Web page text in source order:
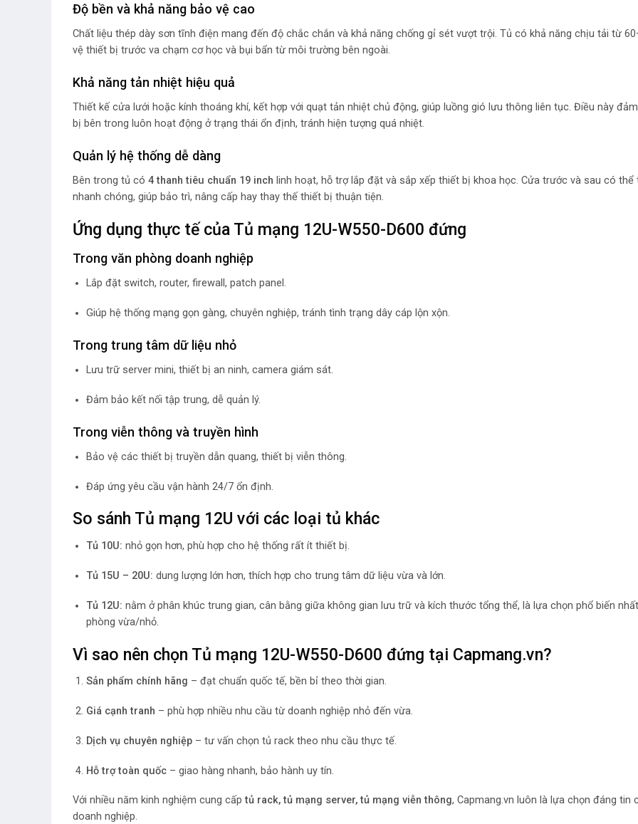
Độ bền và khả năng bảo vệ cao
Chất liệu thép dày sơn tĩnh điện mang đến độ chắc chắn và khả năng chống gỉ sét vượt trội. Tủ có khả năng chịu tải từ
vệ thiết bị trước va chạm cơ học và bụi bẩn từ môi trường bên ngoài.
Khả năng tản nhiệt hiệu quả
Thiết kế cửa lưới hoặc kính thoáng khí, kết hợp với quạt tản nhiệt chủ động, giúp luồng gió lưu thông liên tục. Điều này
bị bên trong luôn hoạt động ở trạng thái ổn định, tránh hiện tượng quá nhiệt.
Quản lý hệ thống dễ dàng
Bên trong tủ có 4 thanh tiêu chuẩn 19 inch linh hoạt, hỗ trợ lắp đặt và sắp xếp thiết bị khoa học. Cửa trước và sau có thể
nhanh chóng, giúp bảo trì, nâng cấp hay thay thế thiết bị thuận tiện.
Ứng dụng thực tế của Tủ mạng 12U-W550-D600 đứng
Trong văn phòng doanh nghiệp
Lắp đặt switch, router, firewall, patch panel.
Giúp hệ thống mạng gọn gàng, chuyên nghiệp, tránh tình trạng dây cáp lộn xộn.
Trong trung tâm dữ liệu nhỏ
Lưu trữ server mini, thiết bị an ninh, camera giám sát.
Đảm bảo kết nối tập trung, dễ quản lý.
Trong viễn thông và truyền hình
Bảo vệ các thiết bị truyền dẫn quang, thiết bị viễn thông.
Đáp ứng yêu cầu vận hành 24/7 ổn định.
So sánh Tủ mạng 12U với các loại tủ khác
Tủ 10U: nhỏ gọn hơn, phù hợp cho hệ thống rất ít thiết bị.
Tủ 15U – 20U: dung lượng lớn hơn, thích hợp cho trung tâm dữ liệu vừa và lớn.
Tủ 12U: nằm ở phân khúc trung gian, cân bằng giữa không gian lưu trữ và kích thước tổng thể, là lựa chọn phổ biến
phòng vừa/nhỏ.
Vì sao nên chọn Tủ mạng 12U-W550-D600 đứng tại Capmang.vn?
Sản phẩm chính hãng – đạt chuẩn quốc tế, bền bỉ theo thời gian.
Giá cạnh tranh – phù hợp nhiều nhu cầu từ doanh nghiệp nhỏ đến vừa.
Dịch vụ chuyên nghiệp– tư vấn chọn tủ rack theo nhu cầu thực tế.
Hỗ trợ toàn quốc– giao hàng nhanh, bảo hành uy tín.
Với nhiều năm kinh nghiệm cung cấptủ rack, tủ mạng server, tủ mạng viễn thông, Capmang.vn luôn là lựa chọn đáng tin
doanh nghiệp.